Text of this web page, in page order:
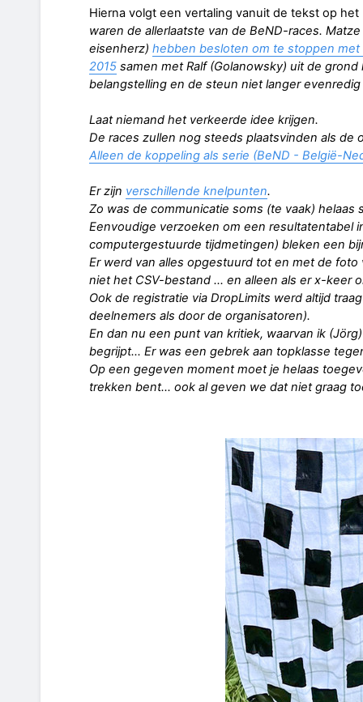
Hierna volgt een vertaling vanuit de tekst op
waren de allerlaatste van de BeND-races.
eisenherz) hebben besloten om te stoppen
2015 samen met Ralf (Golanowsky) uit de
belangstelling en de steun niet langer
Laat niemand het verkeerde idee krijgen.
De races zullen nog steeds plaatsvinden als de
Alleen de koppeling als serie (BeND - België-
Er zijn verschillende knelpunten.
Zo was de communicatie soms (te vaak) helaas
Eenvoudige verzoeken om een resultatentabel
computergestuurde tijdmetingen) bleken een
Er werd van alles opgestuurd tot en met de
niet het CSV-bestand ... en alleen als er x-keer
Ook de registratie via DropLimits werd altijd
deelnemers als door de organisatoren).
En dan nu een punt van kritiek, waarvan ik
begrijpt... Er was een gebrek aan topklasse
Op een gegeven moment moet je helaas
trekken bent... ook al geven we dat niet graag